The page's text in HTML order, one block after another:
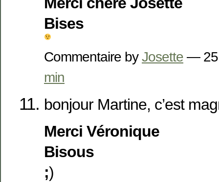
Bises
Commentaire byJosette — 25
min
bonjour Martine, c’est
Merci Véronique
Bisous
;)